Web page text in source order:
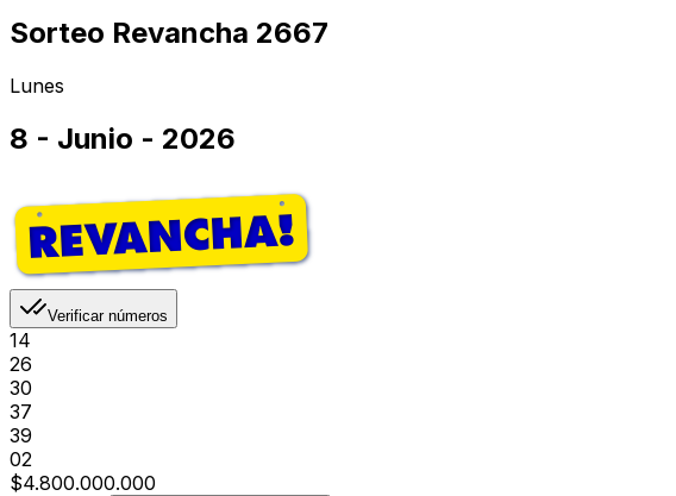
Sorteo Revancha 2667
Lunes
8 - Junio - 2026
Verificar números
14
26
30
37
39
02
$4.800.000.000